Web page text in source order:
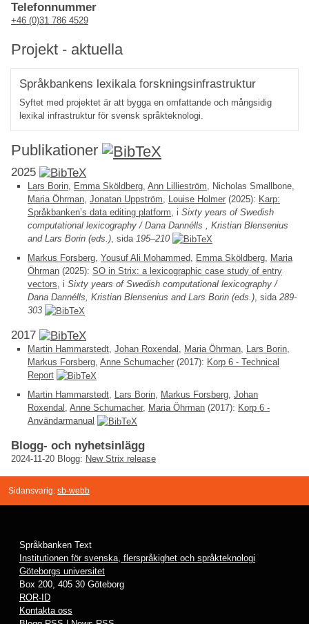
Projekt - aktuella
Språkbankens lexikala forskningsinfrastruktur
Syftet med projektet är att bygga en omfattande och mångsidig
lexikal infrastruktur för svensk språkteknologi.
Publikationer
2025
Lars Borin Emma Sköldberg Ann Lillieström , Nicholas Smallbone,
Maria Öhrman Jonatan Uppström Louise Holmer (2025): Karp:
Språkbanken’s data editing platform , i Sixty years of Swedish
computational lexicography / Dana Dannélls , Kristian Blensenius
and Lars Borin (eds.) , sida 195–210
Markus Forsberg Yousuf Ali Mohammed Emma Sköldberg
Maria
Öhrman (2025): SO in Strix: a lexicographic case study of entry
vectors , i Sixty years of Swedish computational lexicography /
Dana Dannélls, Kristian Blensenius and Lars Borin (eds.) , sida 289-
303
2017
Martin Hammarstedt Johan Roxendal Maria Öhrman Lars Borin
Markus Forsberg Anne Schumacher (2017): Korp 6 - Technical
Report
Martin Hammarstedt
Lars Borin Markus Forsberg Johan
Roxendal
Anne Schumacher, Maria Öhrman (2017): Korp 6 -
Användarmanual
Telefonnummer
+46 (0)31 786 4529
Blogg- och nyhetsinlägg
2024-11-20 Blogg: New Strix release
Sidansvarig: sb-webb
Språkbanken Text
Institutionen för svenska, flerspråkighet och språkteknologi
Göteborgs universitet
Box 200, 405 30 Göteborg
ROR-ID
Kontakta oss